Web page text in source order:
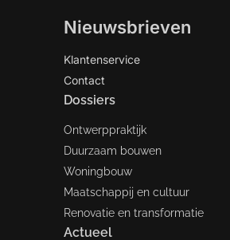
Nieuwsbrieven
Klantenservice
Contact
Dossiers
Ontwerppraktijk
Duurzaam bouwen
Woningbouw
Maatschappij en cultuur
Renovatie en transformatie
Actueel